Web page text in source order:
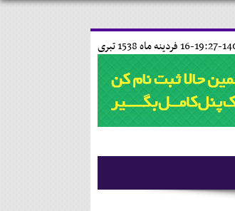
16 فردينه ماه 1538 تبری